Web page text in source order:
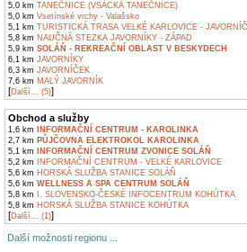
5,0 km TANEČNICE (VSÁCKÁ TANEČNICE)
5,0 km Vsetínské vrchy - Valašsko
5,1 km TURISTICKÁ TRASA VELKÉ KARLOVICE -
5,8 km NAUČNÁ STEZKA JAVORNÍKY - ZÁPAD
5,9 km SOLÁŇ - REKREAČNÍ OBLAST V BESKYDECH
6,1 km JAVORNÍKY
6,3 km JAVORNÍČEK
7,6 km MALÝ JAVORNÍK
[Další... (5)]
Obchod a služby
1,6 km
INFORMAČNÍ CENTRUM - KAROLINKA
2,7 km PŮJČOVNA ELEKTROKOL KAROLINKA
5,1 km
INFORMAČNÍ CENTRUM ZVONICE SOLÁŇ
5,2 km INFORMAČNÍ CENTRUM - VELKÉ KARLOVICE
5,6 km HORSKÁ SLUŽBA STANICE SOLÁŇ
5,6 km WELLNESS A SPA CENTRUM SOLÁŇ
5,8 km I. SLOVENSKO-ČESKÉ INFOCENTRUM KOHÚTKA
5,8 km HORSKÁ SLUŽBA STANICE KOHÚTKA
[Další... (1)]
Další možnosti regionu ...